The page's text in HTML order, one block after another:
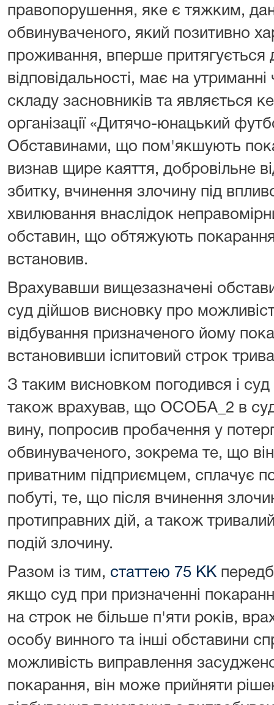
правопорушення, яке є тяжким,
обвинуваченого, який позитивно
проживання, вперше притягується
відповідальності, має на
складу засновників та являється
організації «Дитячо-юнацький
Обставинами, що пом'якшують
визнав щире каяття, добровільне
збитку, вчинення злочину під
хвилювання внаслідок
обставин, що обтяжують
встановив.
Врахувавши вищезазначені
суд дійшов висновку про
відбування призначеного йому
встановивши іспитовий строк
З таким висновком погодився і суд
також врахував, що ОСОБА_2 в суді
вину, попросив пробачення у
обвинуваченого, зокрема те, що
приватним підприємцем, сплачує
побуті, те, що після вчинення
протиправних дій, а також
подій злочину.
Разом із тим, статтею 75 КК
якщо суд при призначенні
на строк не більше п'яти років,
особу винного та інші обставини
можливість виправлення
покарання, він може прийняти